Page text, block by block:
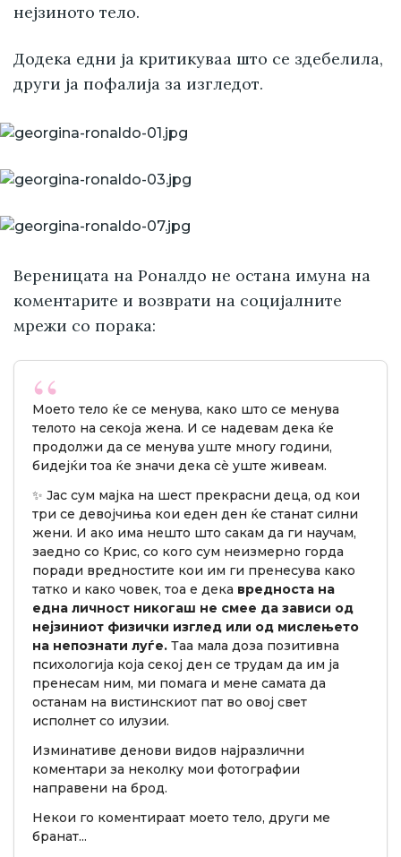
нејзиното тело.
Додека едни ја критикуваа што се здебелила,
други ја пофалија за изгледот.
Вереницата на Роналдо не остана имуна на
коментарите и возврати на социјалните
мрежи со порака:
Моето тело ќе се менува, како што се менува
телото на секоја жена. И се надевам дека ќе
продолжи да се менува уште многу години,
бидејќи тоа ќе значи дека сè уште живеам.
✨ Јас сум мајка на шест прекрасни деца, од кои
три се девојчиња кои еден ден ќе станат силни
жени. И ако има нешто што сакам да ги научам,
заедно со Крис, со кого сум неизмерно горда
поради вредностите кои им ги пренесува како
татко и како човек, тоа е дека вредноста на
една личност никогаш не смее да зависи од
нејзиниот физички изглед или од мислењето
на непознати луѓе. Таа мала доза позитивна
психологија која секој ден се трудам да им ја
пренесам ним, ми помага и мене самата да
останам на вистинскиот пат во овој свет
исполнет со илузии.
Изминативе денови видов најразлични
коментари за неколку мои фотографии
направени на брод.
Некои го коментираат моето тело, други ме
бранат...